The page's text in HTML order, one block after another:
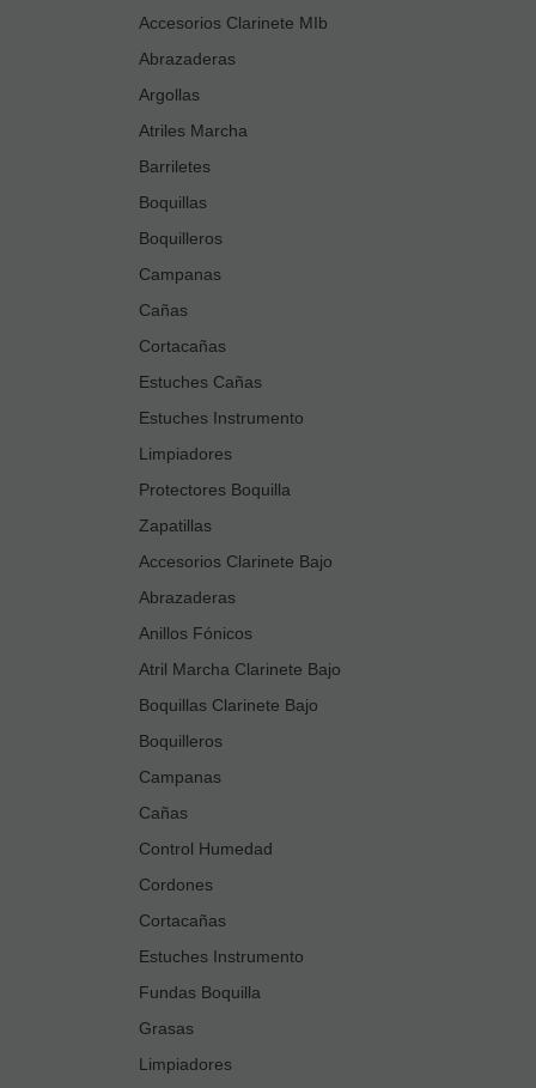
Accesorios Clarinete MIb
Abrazaderas
Argollas
Atriles Marcha
Barriletes
Boquillas
Boquilleros
Campanas
Cañas
Cortacañas
Estuches Cañas
Estuches Instrumento
Limpiadores
Protectores Boquilla
Zapatillas
Accesorios Clarinete Bajo
Abrazaderas
Anillos Fónicos
Atril Marcha Clarinete Bajo
Boquillas Clarinete Bajo
Boquilleros
Campanas
Cañas
Control Humedad
Cordones
Cortacañas
Estuches Instrumento
Fundas Boquilla
Grasas
Limpiadores